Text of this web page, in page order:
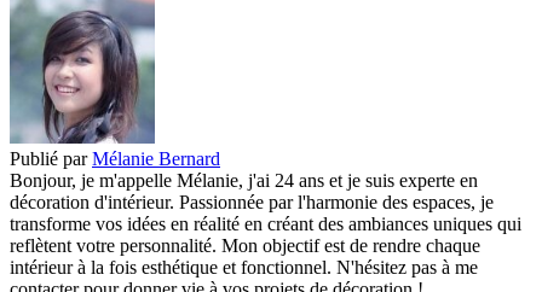
Publié par Mélanie Bernard
Bonjour, je m'appelle Mélanie, j'ai 24 ans et je suis experte en
décoration d'intérieur. Passionnée par l'harmonie des espaces, je
transforme vos idées en réalité en créant des ambiances uniques qui
reflètent votre personnalité. Mon objectif est de rendre chaque
intérieur à la fois esthétique et fonctionnel. N'hésitez pas à me